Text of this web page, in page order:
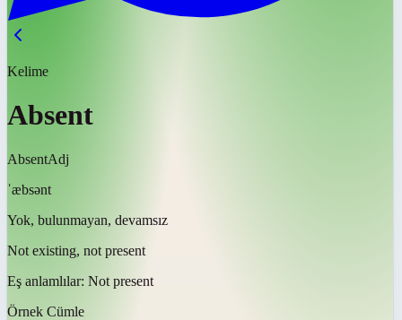
Kelime
Absent
AbsentAdj
ˈæbsənt
Yok, bulunmayan, devamsız
Not existing, not present
Eş anlamlılar: Not present
Örnek Cümle